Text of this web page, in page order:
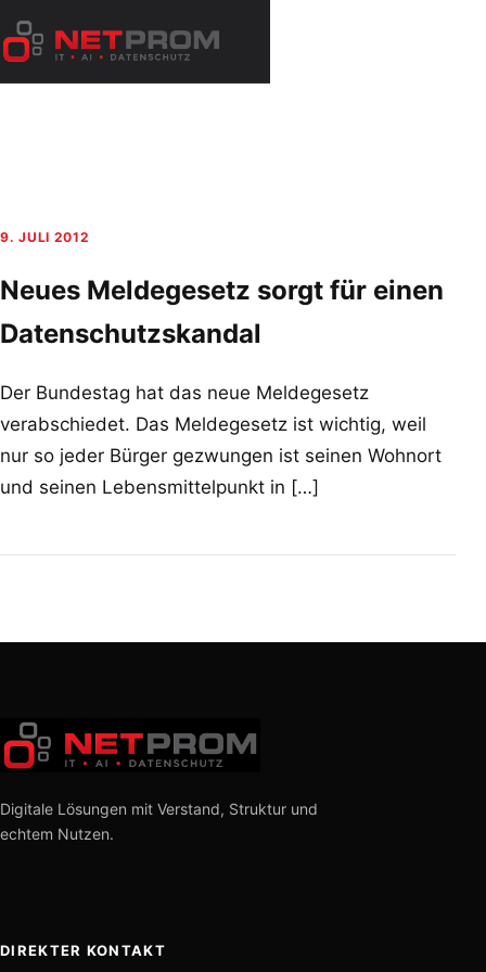
Inhalt
9. JULI 2012
Neues Meldegesetz sorgt für einen
Datenschutzskandal
Der Bundestag hat das neue Meldegesetz
verabschiedet. Das Meldegesetz ist wichtig, weil
nur so jeder Bürger gezwungen ist seinen Wohnort
und seinen Lebensmittelpunkt in […]
Digitale Lösungen mit Verstand, Struktur und
echtem Nutzen.
DIREKTER KONTAKT